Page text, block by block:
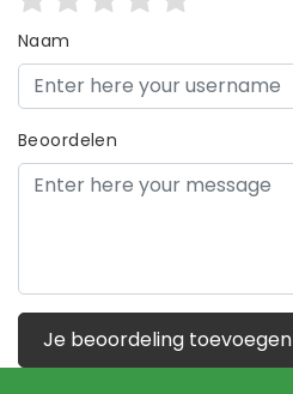
Naam
Beoordelen
Je beoordeling toevoegen